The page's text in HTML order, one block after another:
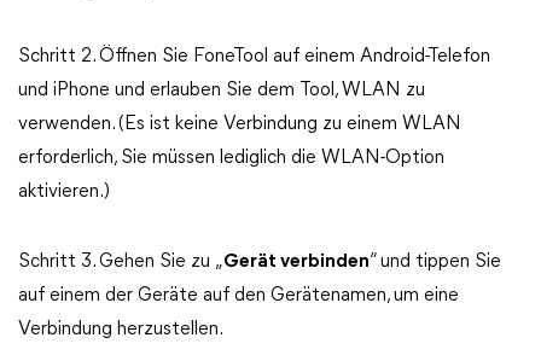
Schritt 2. Öffnen Sie FoneTool auf einem Android-Telefon
und iPhone und erlauben Sie dem Tool, WLAN zu
verwenden. (Es ist keine Verbindung zu einem WLAN
erforderlich, Sie müssen lediglich die WLAN-Option
aktivieren.)
Schritt 3. Gehen Sie zu „Gerät verbinden“ und tippen Sie
auf einem der Geräte auf den Gerätenamen, um eine
Verbindung herzustellen.